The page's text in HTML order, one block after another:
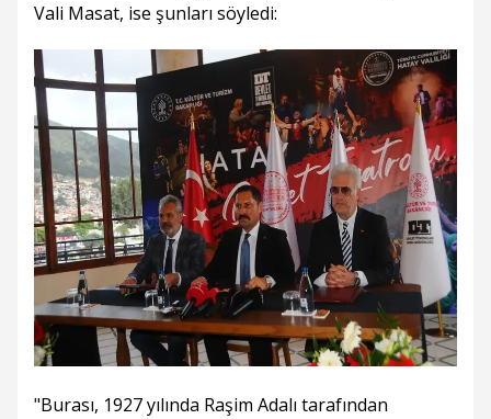
Vali Masat, ise şunları söyledi:
"Burası, 1927 yılında Raşim Adalı tarafından